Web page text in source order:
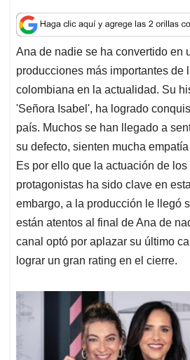
a
t
s
A
p
p
c
e
b
o
o
k
n
k
e
d
I
n
a
i
l
r
e
a
d
s
Ana de nadie se ha convertido en
producciones más importantes de
colombiana en la actualidad. Su
'Señora Isabel', ha logrado
país. Muchos se han llegado a
su defecto, sienten mucha
Es por ello que la actuación de
protagonistas ha sido clave en
embargo, a la producción le llegó
están atentos al final de Ana de
canal optó por aplazar su último
lograr un gran rating en el cierre.